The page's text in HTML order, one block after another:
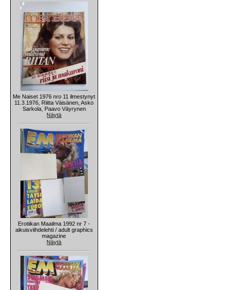
Me Naiset 1976 nro 11 ilmestynyt
11.3.1976, Riitta Väisänen, Asko
Sarkola, Paavo Väyrynen
Näytä
Erotiikan Maailma 1992 nr 7 -
aikuisviihdelehti / adult graphics
magazine
Näytä